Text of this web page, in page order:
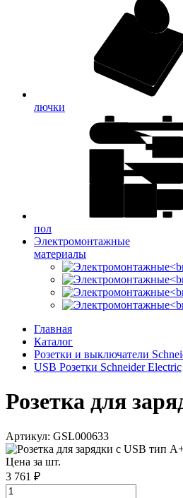
лючки
пол
Электромонтажные
материалы
Главная
Каталог
Розетки и выключатели
USB Розетки Schneider Electric
Розетка для
Артикул: GSL000633
Цена за шт.
3 761 ₽